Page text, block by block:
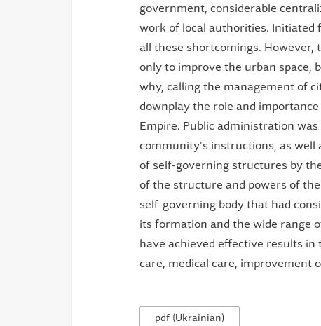
government, considerable
work of local authorities. Initiated
all these shortcomings.
only to improve the urban space,
why, calling the management of
downplay the role and
Empire. Public administration
community's instructions, as well
of self-governing structures by
of the structure and powers of
self-governing body that had
its formation and the wide range
have achieved effective results
care, medical care, improvement
pdf (Ukrainian)